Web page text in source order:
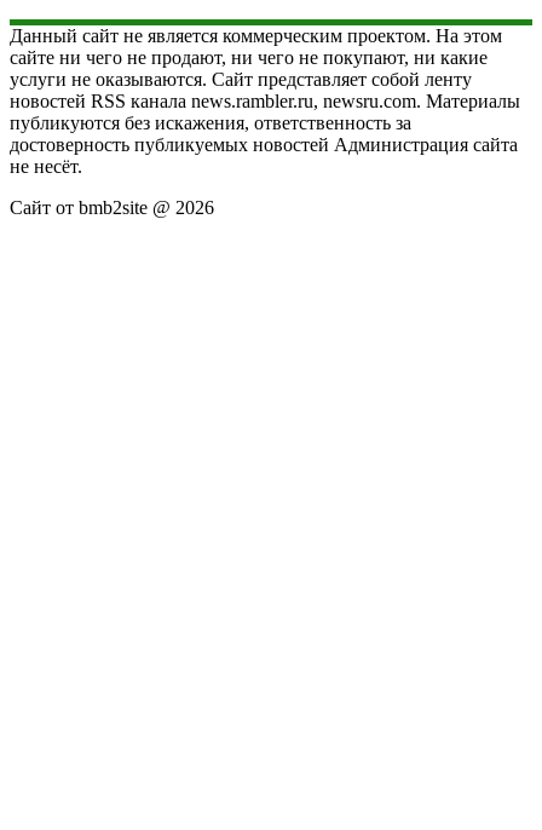
Данный сайт не является коммерческим проектом. На этом
сайте ни чего не продают, ни чего не покупают, ни какие
услуги не оказываются. Сайт представляет собой ленту
новостей RSS канала news.rambler.ru, newsru.com. Материалы
публикуются без искажения, ответственность за
достоверность публикуемых новостей Администрация сайта
не несёт.
Сайт от bmb2site @ 2026